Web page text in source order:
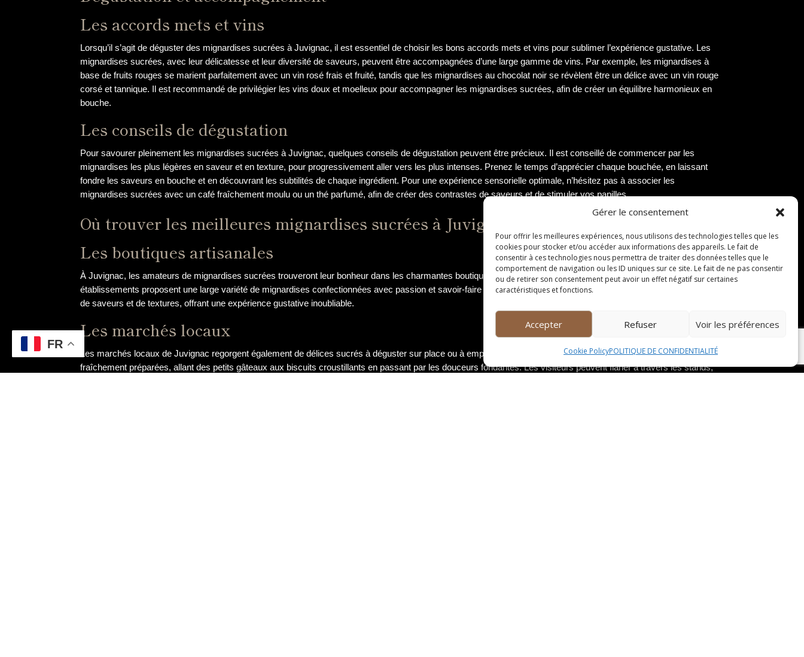
Gérer le consentement
Pour offrir les meilleures expériences, nous utilisons des technologies telles que les
cookies pour stocker et/ou accéder aux informations des appareils. Le fait de
consentir à ces technologies nous permettra de traiter des données telles que le
comportement de navigation ou les ID uniques sur ce site. Le fait de ne pas consentir
ou de retirer son consentement peut avoir un effet négatif sur certaines
caractéristiques et fonctions.
Accepter Refuser Voir les préférences
Cookie PolicyPOLITIQUE DE CONFIDENTIALITÉ
Les accords mets et vins
Lorsqu’il s’agit de déguster des mignardises sucrées à Juvignac, il est essentiel de choisir les bons accords mets et vins pour sublimer l’expérience gustative. Les
mignardises sucrées, avec leur délicatesse et leur diversité de saveurs, peuvent être accompagnées d’une large gamme de vins. Par exemple, les mignardises à
base de fruits rouges se marient parfaitement avec un vin rosé frais et fruité, tandis que les mignardises au chocolat noir se révèlent être un délice avec un vin rouge
corsé et tannique. Il est recommandé de privilégier les vins doux et moelleux pour accompagner les mignardises sucrées, afin de créer un équilibre harmonieux en
bouche.
Les conseils de dégustation
Pour savourer pleinement les mignardises sucrées à Juvignac, quelques conseils de dégustation peuvent être précieux. Il est conseillé de commencer par les
mignardises les plus légères en saveur et en texture, pour progressivement aller vers les plus intenses. Prenez le temps d’apprécier chaque bouchée, en laissant
fondre les saveurs en bouche et en découvrant les subtilités de chaque ingrédient. Pour une expérience sensorielle optimale, n’hésitez pas à associer les
mignardises sucrées avec un café fraîchement moulu ou un thé parfumé, afin de créer des contrastes de saveurs et de stimuler vos papilles.
Où trouver les meilleures mignardises sucrées à Juvignac
Les boutiques artisanales
À Juvignac, les amateurs de mignardises sucrées trouveront leur bonheur dans les charmantes boutiques artisanales disséminées à travers la ville. Ces
établissements proposent une large variété de mignardises confectionnées avec passion et savoir-faire par des artisans locaux. Chaque bouchée est une explosion
de saveurs et de textures, offrant une expérience gustative inoubliable.
Les marchés locaux
Les marchés locaux de Juvignac regorgent également de délices sucrés à déguster sur place ou à emporter. Les étals colorés débordent de mignardises
fraîchement préparées, allant des petits gâteaux aux biscuits croustillants en passant par les douceurs fondantes. Les visiteurs peuvent flâner à travers les stands,
FR